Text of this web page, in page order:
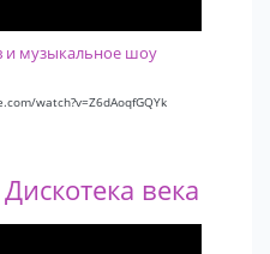
и музыкальное шоу
watch?v=Z6dAoqfGQYk
века